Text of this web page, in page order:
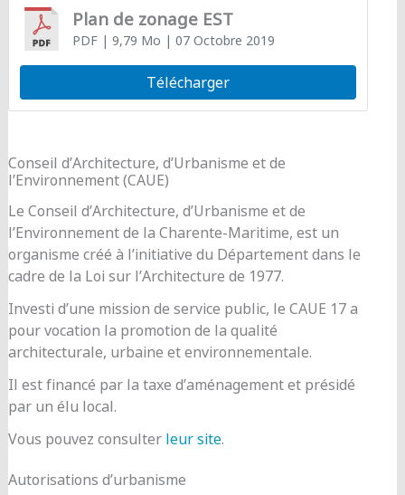
Plan de zonage EST
PDF| 9,79 Mo | 07 Octobre 2019
Télécharger
Conseil d’Architecture, d’Urbanisme et de
l’Environnement (CAUE)
Le Conseil d’Architecture, d’Urbanisme et de
l’Environnement de la Charente-Maritime, est un
organisme créé à l’initiative du Département dans le
cadre de la Loi sur l’Architecture de 1977.
Investi d’une mission de service public, le CAUE 17 a
pour vocation la promotion de la qualité
architecturale, urbaine et environnementale.
Il est financé par la taxe d’aménagement et présidé
par un élu local.
Vous pouvez consulter leur site.
Autorisations d’urbanisme